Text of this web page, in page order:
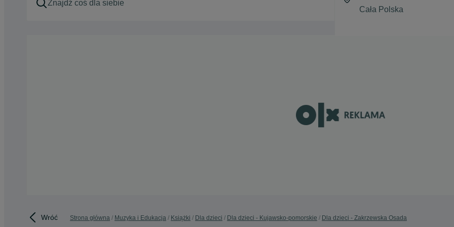
Wróć Strona główna Muzyka i Edukacja Książki Dla dzieci Dla dzieci - Kujawsko-pomorskie Dla dzieci - Zakrzewska Osada